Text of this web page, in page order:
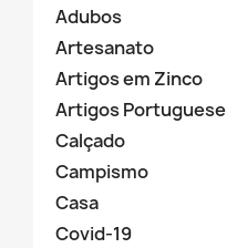
Adubos
Artesanato
Artigos em Zinco
Artigos Portuguese
Calçado
Campismo
Casa
Covid-19